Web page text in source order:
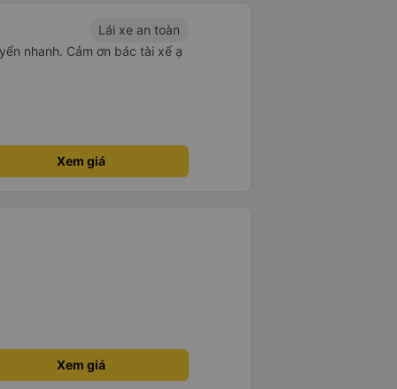
Lái xe an toàn
nhanh. Cảm ơn bác tài xế ạ
Xem giá
Xem giá